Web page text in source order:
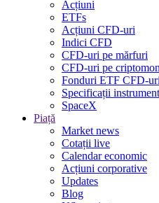
Acțiuni
ETFs
Acțiuni CFD-uri
Indici CFD
CFD-uri pe mărfuri
CFD-uri pe
Fonduri ETF CFD-uri
Specificații
SpaceX
Piață
Market news
Cotații live
Calendar economic
Acțiuni corporative
Updates
Blog